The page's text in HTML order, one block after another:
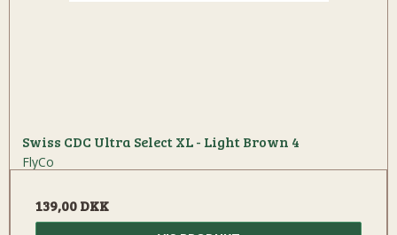
Swiss CDC Ultra Select XL - Light Brown 4
FlyCo
139,00 DKK